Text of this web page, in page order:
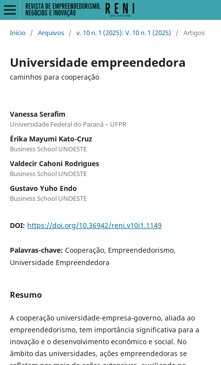
Início / Arquivos / v. 10 n. 1 (2025): V. 10 n. 1 (2025) / Artigos
Universidade empreendedora
caminhos para cooperação
Vanessa Serafim
Universidade Federal do Paraná – UFPR
Érika Mayumi Kato-Cruz
Business School UNOESTE
Valdecir Cahoni Rodrigues
Business School UNOESTE
Gustavo Yuho Endo
Business School UNOESTE
DOI: https://doi.org/10.36942/reni.v10i1.1149
Palavras-chave: Cooperação, Empreendedorismo,
Universidade Empreendedora
Resumo
A cooperação universidade-empresa-governo, aliada ao
empreendedorismo, tem importância significativa para a
inovação e o desenvolvimento econômico e social. No
âmbito das universidades, ações empreendedoras se